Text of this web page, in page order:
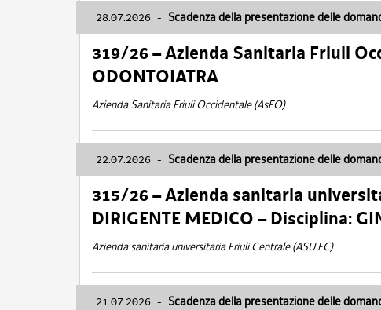
28.07.2026 - Scadenza della presentazione delle
319/26 – Azienda Sanitaria Friuli
ODONTOIATRA
Azienda Sanitaria Friuli Occidentale (AsFO)
22.07.2026 - Scadenza della presentazione delle
315/26 – Azienda sanitaria
DIRIGENTE MEDICO – Disciplina:
Azienda sanitaria universitaria Friuli Centrale (ASU FC)
21.07.2026 - Scadenza della presentazione delle